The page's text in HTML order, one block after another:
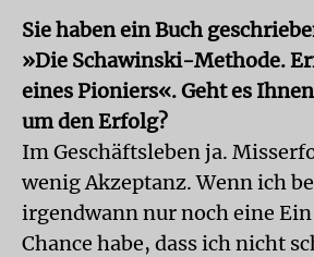
Sie haben ein Buch
»Die Schawinski-Methode.
eines Pioniers«. Geht es
um den Erfolg?
Im Geschäftsleben ja.
wenig Akzeptanz. Wenn ich
irgendwann nur noch eine
Chance habe, dass ich nicht